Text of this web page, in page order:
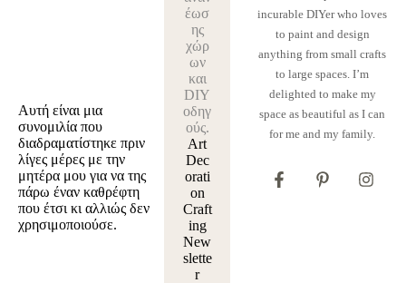
Αυτή είναι μια
συνομιλία που
διαδραματίστηκε πριν
λίγες μέρες με την
μητέρα μου για να της
πάρω έναν καθρέφτη
που έτσι κι αλλιώς δεν
χρησιμοποιούσε.
έωσ
ης
χώρ
ων
και
DIY
οδηγ
ούς.
Art
Dec
orati
on
Craft
ing
New
slette
r
incurable DIYer who loves
to paint and design
anything from small crafts
to large spaces. I’m
delighted to make my
space as beautiful as I can
for me and my family.